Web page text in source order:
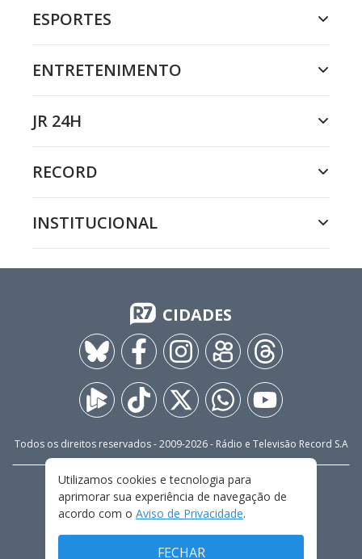
ESPORTES
ENTRETENIMENTO
JR 24H
RECORD
INSTITUCIONAL
CIDADES
Todos os direitos reservados - 2009-2026- Rádio e Televisão Record S.A
FALE CONOSCO
PRIVACIDADE
TERMOS E CONDIÇÕES DE USO
Utilizamos cookies e tecnologia para
aprimorar sua experiência de navegação de
acordo com o Aviso de Privacidade.
FECHAR